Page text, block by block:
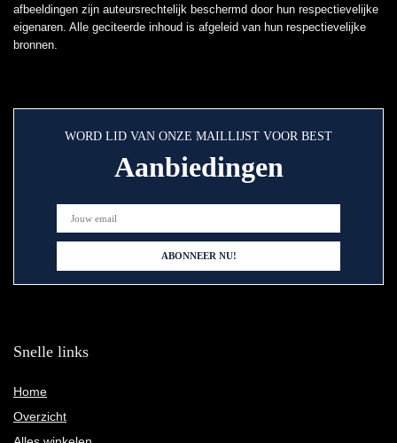
afbeeldingen zijn auteursrechtelijk beschermd door hun respectievelijke
eigenaren. Alle geciteerde inhoud is afgeleid van hun respectievelijke
bronnen.
WORD LID VAN ONZE MAILLIJST VOOR BEST
Aanbiedingen
Snelle links
Home
Overzicht